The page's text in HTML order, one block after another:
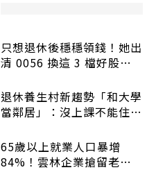
只想退休後穩穩領錢！她出
清 0056 換這 3 檔好股：
退休養生村新趨勢「和大學
當鄰居」：沒上課不能住、
65歲以上就業人口暴增
84%！雲林企業搶留老員